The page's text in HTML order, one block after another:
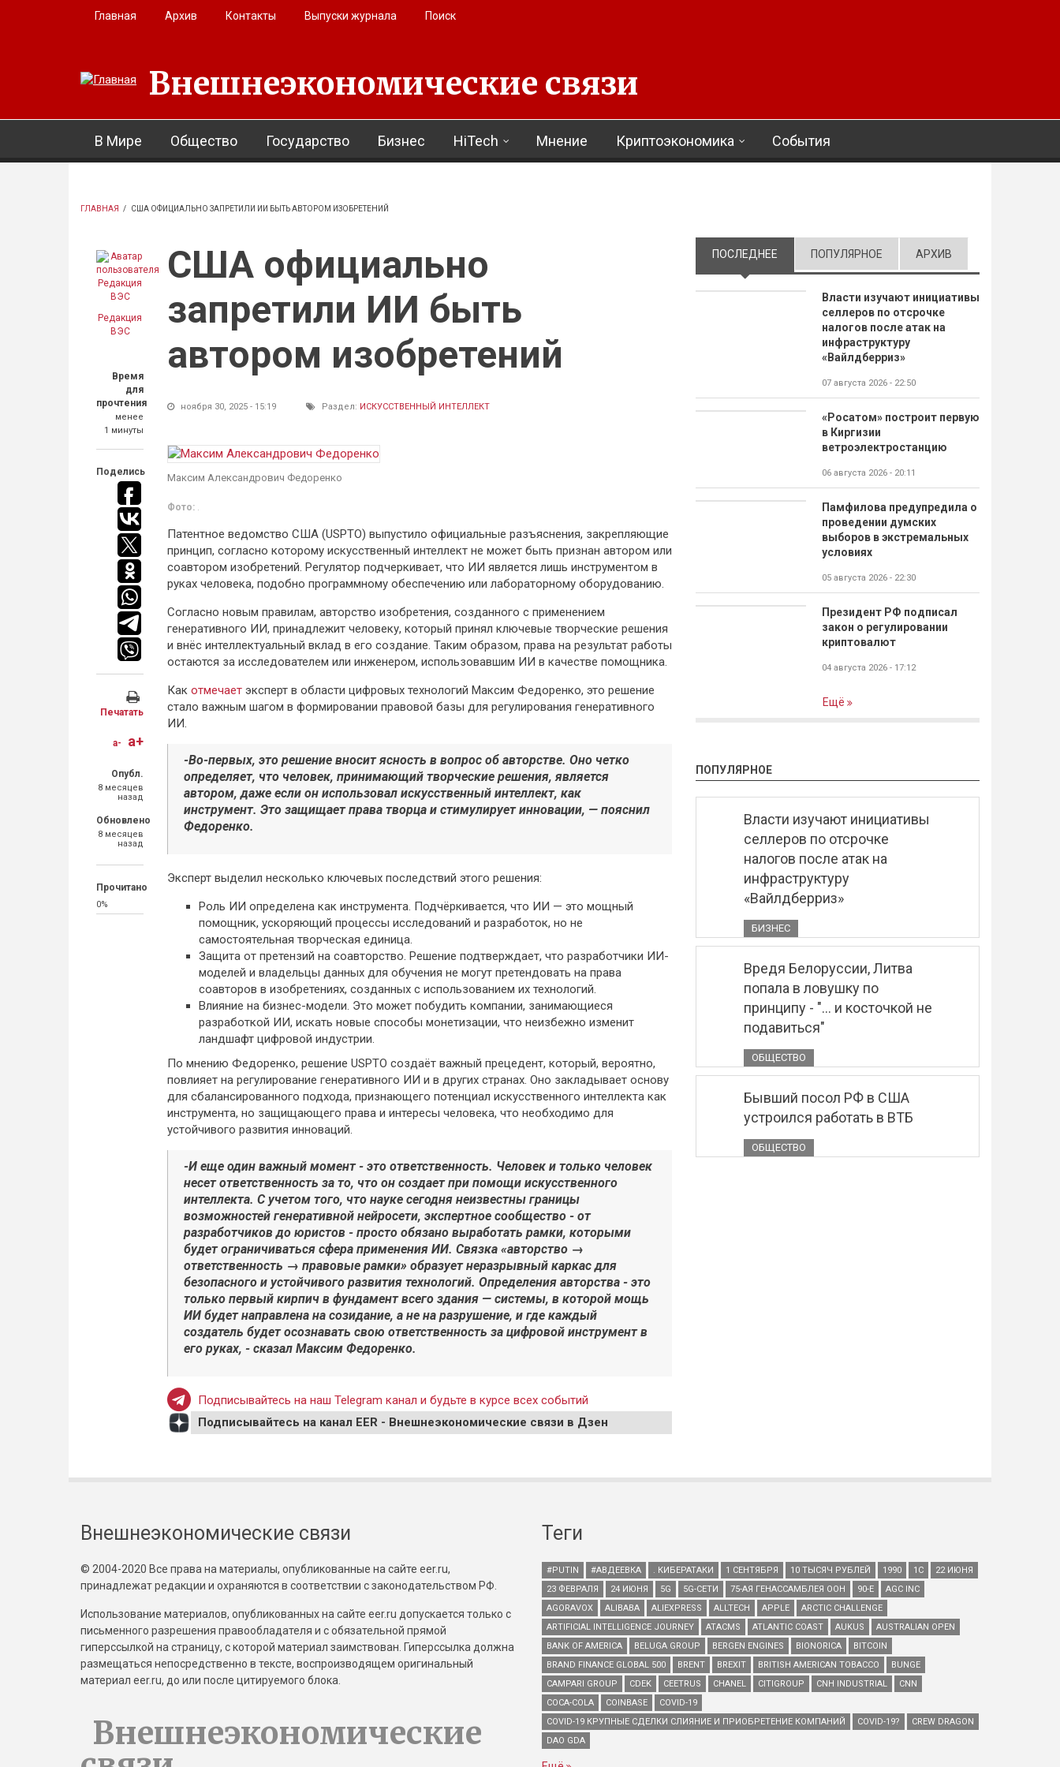
Перейти к основному содержанию
Главная Архив Контакты Выпуски журнала Поиск
Внешнеэкономические связи
В Мире Общество Государство Бизнес HiTech Мнение Криптоэкономика События
ГЛАВНАЯ / США ОФИЦИАЛЬНО ЗАПРЕТИЛИ ИИ БЫТЬ АВТОРОМ ИЗОБРЕТЕНИЙ
Редакция
ВЭС
Время
для
прочтения
менее
1 минуты
Поделись
Печатать
a- a+
Опубл.
8 месяцев
назад
Обновлено
8 месяцев
назад
Прочитано
0%
США официально
запретили ИИ быть
автором изобретений
ноября 30, 2025 - 15:19 Раздел: ИСКУССТВЕННЫЙ ИНТЕЛЛЕКТ
Максим Александрович Федоренко
Фото: .
Патентное ведомство США (USPTO) выпустило официальные разъяснения, закрепляющие
принцип, согласно которому искусственный интеллект не может быть признан автором или
соавтором изобретений. Регулятор подчеркивает, что ИИ является лишь инструментом в
руках человека, подобно программному обеспечению или лабораторному оборудованию.
Согласно новым правилам, авторство изобретения, созданного с применением
генеративного ИИ, принадлежит человеку, который принял ключевые творческие решения
и внёс интеллектуальный вклад в его создание. Таким образом, права на результат работы
остаются за исследователем или инженером, использовавшим ИИ в качестве помощника.
Как отмечает эксперт в области цифровых технологий Максим Федоренко, это решение
стало важным шагом в формировании правовой базы для регулирования генеративного
ИИ.
-Во-первых, это решение вносит ясность в вопрос об авторстве. Оно четко
определяет, что человек, принимающий творческие решения, является
автором, даже если он использовал искусственный интеллект, как
инструмент. Это защищает права творца и стимулирует инновации, — пояснил
Федоренко.
Эксперт выделил несколько ключевых последствий этого решения:
Роль ИИ определена как инструмента. Подчёркивается, что ИИ — это мощный
помощник, ускоряющий процессы исследований и разработок, но не
самостоятельная творческая единица.
Защита от претензий на соавторство. Решение подтверждает, что разработчики ИИ-
моделей и владельцы данных для обучения не могут претендовать на права
соавторов в изобретениях, созданных с использованием их технологий.
Влияние на бизнес-модели. Это может побудить компании, занимающиеся
разработкой ИИ, искать новые способы монетизации, что неизбежно изменит
ландшафт цифровой индустрии.
По мнению Федоренко, решение USPTO создаёт важный прецедент, который, вероятно,
повлияет на регулирование генеративного ИИ и в других странах. Оно закладывает основу
для сбалансированного подхода, признающего потенциал искусственного интеллекта как
инструмента, но защищающего права и интересы человека, что необходимо для
устойчивого развития инноваций.
-И еще один важный момент - это ответственность. Человек и только человек
несет ответственность за то, что он создает при помощи искусственного
интеллекта. С учетом того, что науке сегодня неизвестны границы
возможностей генеративной нейросети, экспертное сообщество - от
разработчиков до юристов - просто обязано выработать рамки, которыми
будет ограничиваться сфера применения ИИ. Связка «авторство →
ответственность → правовые рамки» образует неразрывный каркас для
безопасного и устойчивого развития технологий. Определения авторства - это
только первый кирпич в фундамент всего здания — системы, в которой мощь
ИИ будет направлена на созидание, а не на разрушение, и где каждый
создатель будет осознавать свою ответственность за цифровой инструмент в
его руках, - сказал Максим Федоренко.
Подписывайтесь на наш Telegram канал и будьте в курсе всех событий
Подписывайтесь на канал EER - Внешнеэкономические связи в Дзен
ПОСЛЕДНЕЕ (АКТИВНАЯ ВКЛАДКА)
ПОПУЛЯРНОЕ АРХИВ
Власти изучают инициативы
селлеров по отсрочке
налогов после атак на
инфраструктуру
«Вайлдберриз»
07 августа 2026 - 22:50
«Росатом» построит первую
в Киргизии
ветроэлектростанцию
06 августа 2026 - 20:11
Памфилова предупредила о
проведении думских
выборов в экстремальных
условиях
05 августа 2026 - 22:30
Президент РФ подписал
закон о регулировании
криптовалют
04 августа 2026 - 17:12
Ещё
ПОПУЛЯРНОЕ
Власти изучают инициативы
селлеров по отсрочке
налогов после атак на
инфраструктуру
«Вайлдберриз»
БИЗНЕС
Вредя Белоруссии, Литва
попала в ловушку по
принципу - "... и косточкой не
подавиться"
ОБЩЕСТВО
Бывший посол РФ в США
устроился работать в ВТБ
ОБЩЕСТВО
Внешнеэкономические связи
© 2004-2020 Все права на материалы, опубликованные на сайте eer.ru,
принадлежат редакции и охраняются в соответствии с законодательством РФ.
Использование материалов, опубликованных на сайте eer.ru допускается только с
письменного разрешения правообладателя и с обязательной прямой
гиперссылкой на страницу, с которой материал заимствован. Гиперссылка должна
размещаться непосредственно в тексте, воспроизводящем оригинальный
материал eer.ru, до или после цитируемого блока.
Внешнеэкономические
Теги
#PUTIN #АВДЕЕВКА . КИБЕРАТАКИ 1 СЕНТЯБРЯ 10 ТЫСЯЧ РУБЛЕЙ 1990 1С
22 ИЮНЯ
23 ФЕВРАЛЯ
24 ИЮНЯ 5G 5G-СЕТИ 75-АЯ ГЕНАССАМБЛЕЯ ООН 90-Е
AGC INC
AGORAVOX
ALIBABA ALIEXPRESS ALLTECH APPLE
ARCTIC CHALLENGE
ARTIFICIAL INTELLIGENCE JOURNEY
ATACMS ATLANTIC COAST AUKUS
AUSTRALIAN OPEN
BANK OF AMERICA
BELUGA GROUP BERGEN ENGINES BIONORICA
BITCOIN
BRAND FINANCE GLOBAL 500
BRENT BREXIT BRITISH AMERICAN TOBACCO
BUNGE
CAMPARI GROUP
CDEK CEETRUS CHANEL CITIGROUP CNH INDUSTRIAL
CNN
COCA-COLA
COINBASE
COVID-19
COVID-19 КРУПНЫЕ СДЕЛКИ СЛИЯНИЕ И ПРИОБРЕТЕНИЕ КОМПАНИЙ
COVID-19?
CREW DRAGON
DAO GDA